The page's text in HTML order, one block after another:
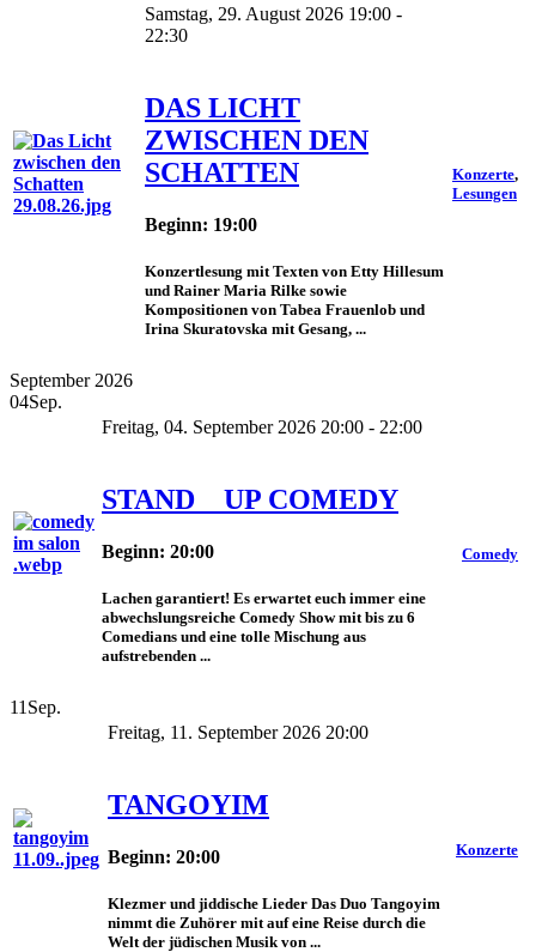
Samstag, 29. August 2026 19:00 -
22:30
DAS LICHT
ZWISCHEN DEN
SCHATTEN
Beginn: 19:00
Konzertlesung mit Texten von Etty Hillesum
und Rainer Maria Rilke sowie
Kompositionen von Tabea Frauenlob und
Irina Skuratovska mit Gesang, ...
Konzerte,
Lesungen
September 2026
04Sep.
Freitag, 04. September 2026 20:00 - 22:00
STAND _ UP COMEDY
Beginn: 20:00
Lachen garantiert! Es erwartet euch immer eine
abwechslungsreiche Comedy Show mit bis zu 6
Comedians und eine tolle Mischung aus
aufstrebenden ...
Comedy
11 Sep.
Freitag, 11. September 2026 20:00
TANGOYIM
Beginn: 20:00
Klezmer und jiddische Lieder Das Duo Tangoyim
nimmt die Zuhörer mit auf eine Reise durch die
Welt der jüdischen Musik von ...
Konzerte